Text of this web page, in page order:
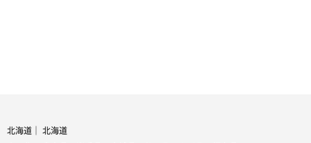
北海道｜ 北海道